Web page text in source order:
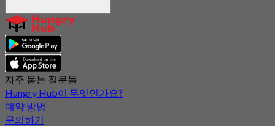
자주 묻는 질문들
Hungry Hub이 무엇인가요?
예약 방법
문의하기